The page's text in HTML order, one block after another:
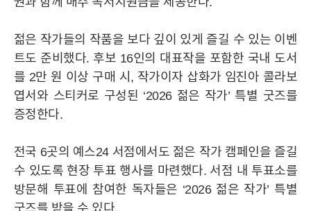
IR 공시정보 주가정보 IR자료실 IR공지사항
MEDIA
STORY
젊은 작가들의 작품을 보다 깊이 있게 즐길 수 있는 이벤
트도 준비했다. 후보 16인의 대표작을 포함한 국내 도서
를 2만 원 이상 구매 시, 작가이자 삽화가 임진아 콜라보
엽서와 스티커로 구성된 ‘2026 젊은 작가’ 특별 굿즈를
증정한다.
전국 6곳의 예스24 서점에서도 젊은 작가 캠페인을 즐길
수 있도록 현장 투표 행사를 마련했다. 서점 내 투표소를
방문해 투표에 참여한 독자들은 ‘2026 젊은 작가’ 특별
굿즈를 받을 수 있다.